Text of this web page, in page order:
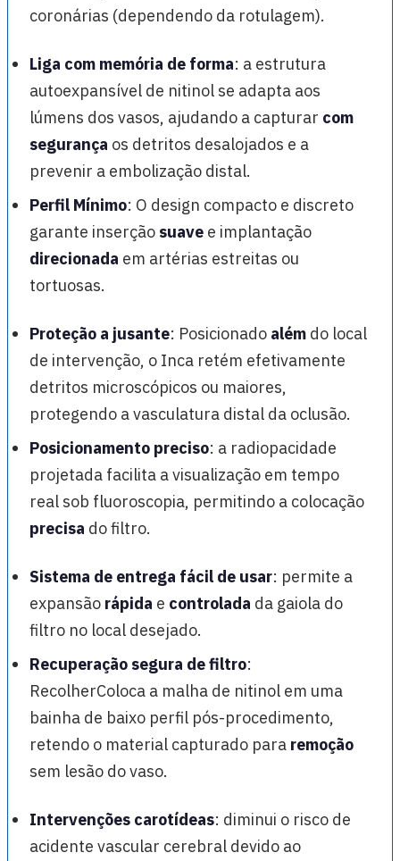
coronárias (dependendo da rotulagem).
Liga com memória de forma: a estrutura
autoexpansível de nitinol se adapta aos
lúmens dos vasos, ajudando a capturar com
segurança os detritos desalojados e a
prevenir a embolização distal.
Perfil Mínimo: O design compacto e discreto
garante inserção suave e implantação
direcionada em artérias estreitas ou
tortuosas.
Proteção a jusante: Posicionado além do local
de intervenção, o Inca retém efetivamente
detritos microscópicos ou maiores,
protegendo a vasculatura distal da oclusão.
Posicionamento preciso: a radiopacidade
projetada facilita a visualização em tempo
real sob fluoroscopia, permitindo a colocação
precisa do filtro.
Sistema de entrega fácil de usar: permite a
expansão rápida e controlada da gaiola do
filtro no local desejado.
Recuperação segura de filtro:
RecolherColoca a malha de nitinol em uma
bainha de baixo perfil pós-procedimento,
retendo o material capturado para remoção
sem lesão do vaso.
Intervenções carotídeas: diminui o risco de
acidente vascular cerebral devido ao